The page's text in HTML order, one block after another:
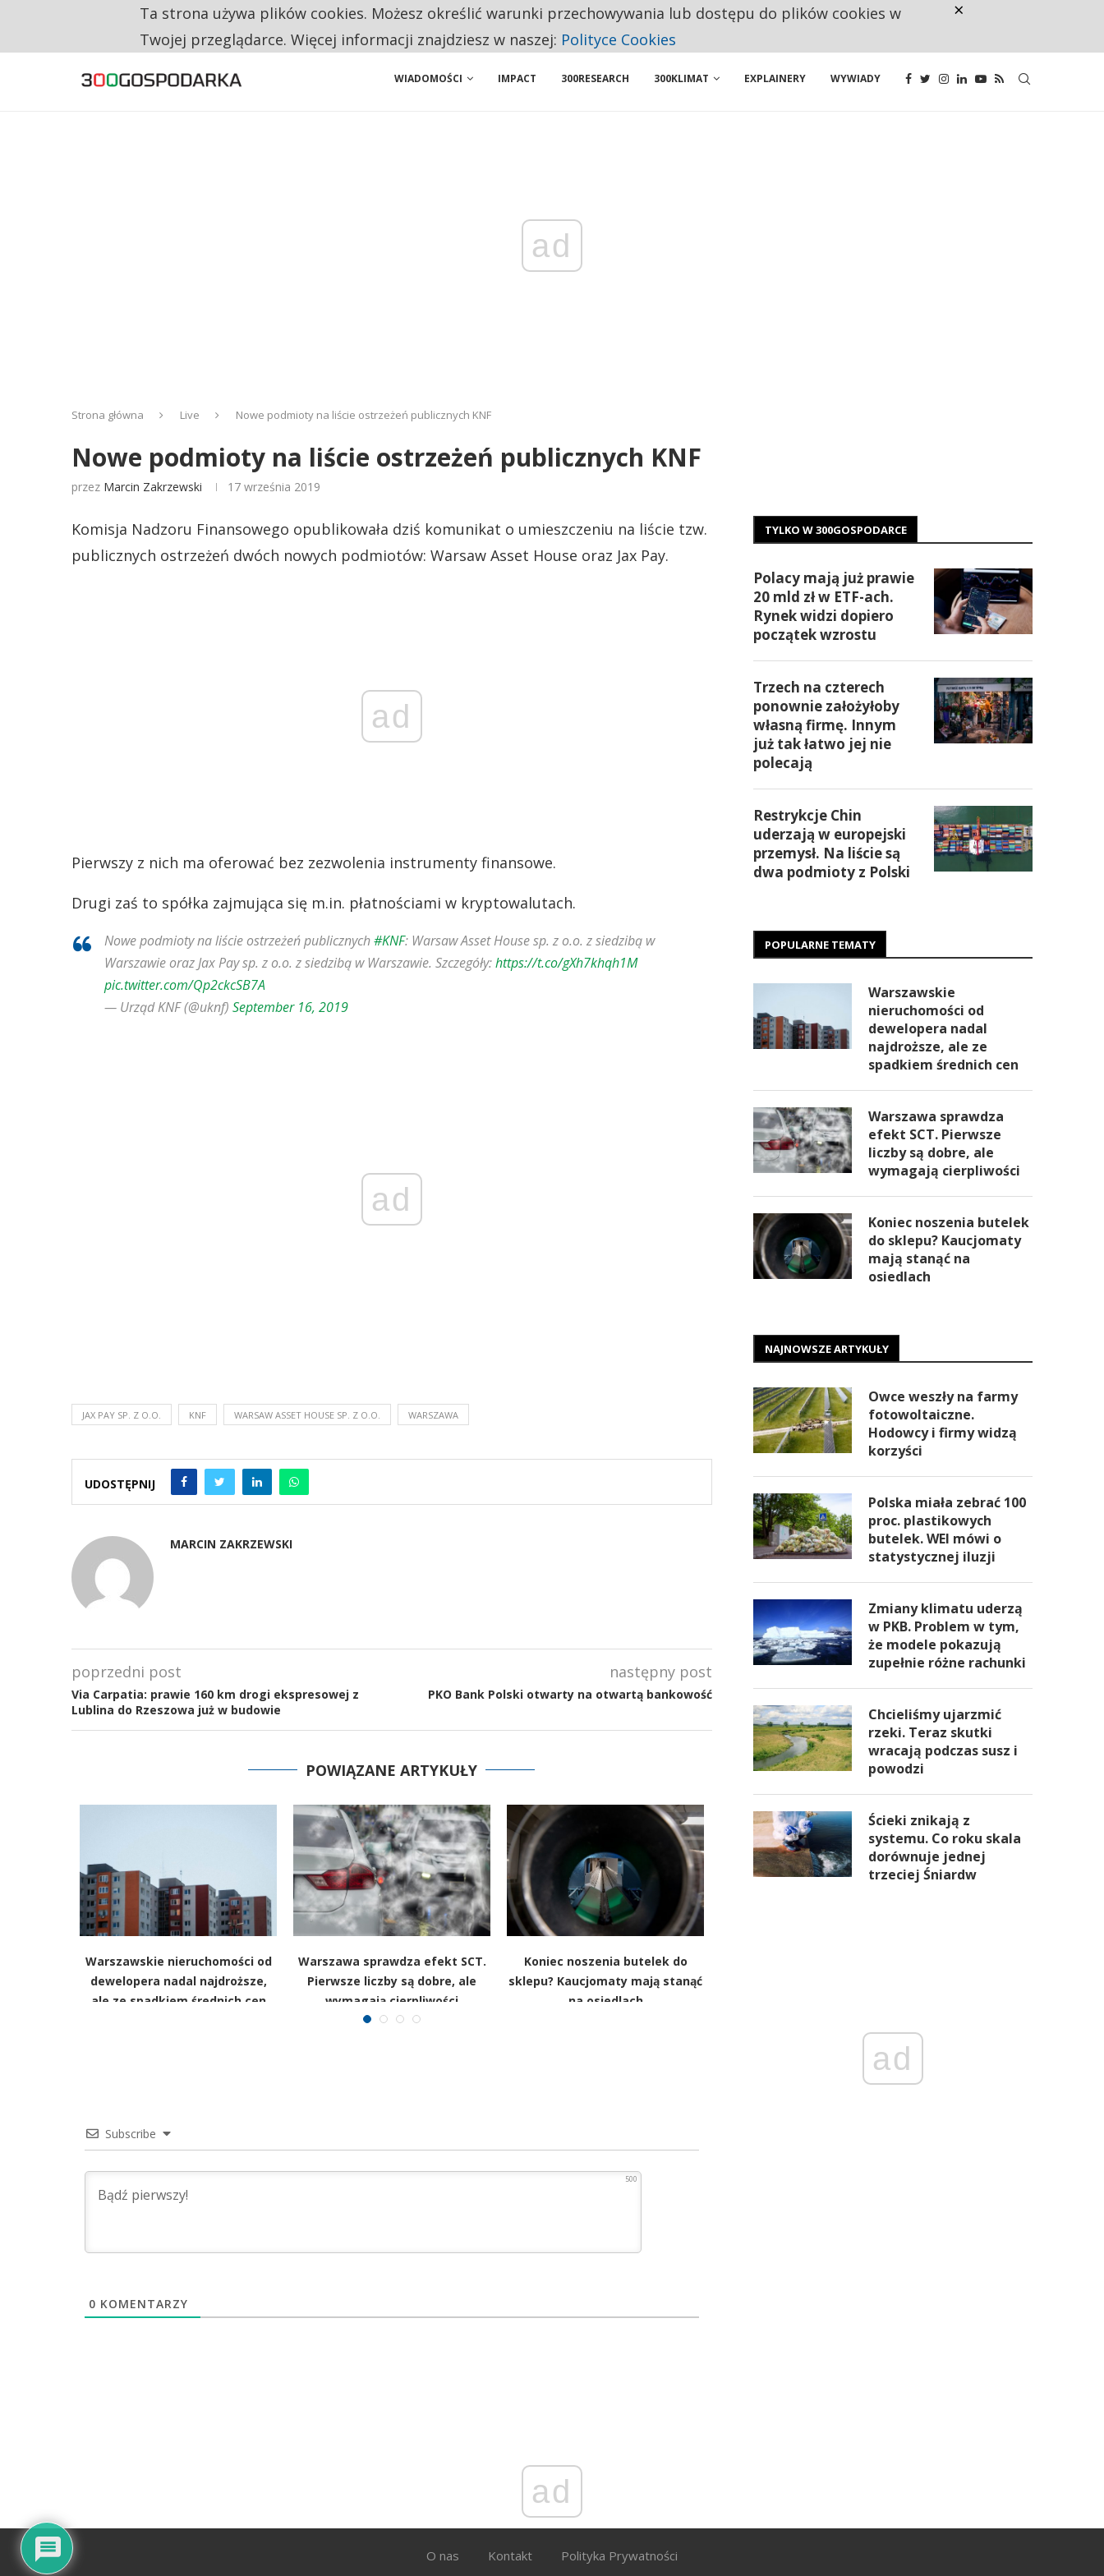
RESTRYKCJE CHIN UDERZAJĄ W EUROPEJSKI PRZEMYSŁ. NA LIŚCIE SĄ DWA PODMIOTY Z POLSKI
WIADOMOŚCI IMPACT 300RESEARCH 300KLIMAT EXPLAINERY WYWIADY
ad
Strona główna Live Nowe podmioty na liście ostrzeżeń publicznych KNF
Nowe podmioty na liście ostrzeżeń publicznych KNF
przez Marcin Zakrzewski 17 września 2019
Komisja Nadzoru Finansowego opublikowała dziś komunikat o umieszczeniu na liście tzw.
publicznych ostrzeżeń dwóch nowych podmiotów: Warsaw Asset House oraz Jax Pay.
ad
Pierwszy z nich ma oferować bez zezwolenia instrumenty finansowe.
Drugi zaś to spółka zajmująca się m.in. płatnościami w kryptowalutach.
Nowe podmioty na liście ostrzeżeń publicznych#KNF: Warsaw Asset House sp. z o.o. z siedzibą w
Warszawie oraz Jax Pay sp. z o.o. z siedzibą w Warszawie. Szczegóły:https://t.co/gXh7khqh1M
pic.twitter.com/Qp2ckcSB7A
— Urząd KNF (@uknf) September 16, 2019
ad
JAX PAY SP. Z O.O. KNF WARSAW ASSET HOUSE SP. Z O.O. WARSZAWA
UDOSTĘPNIJ
MARCIN ZAKRZEWSKI
poprzedni post
Via Carpatia: prawie 160 km drogi ekspresowej z
Lublina do Rzeszowa już w budowie
następny post
PKO Bank Polski otwarty na otwartą bankowość
POWIĄZANE ARTYKUŁY
Warszawskie nieruchomości od
dewelopera nadal najdroższe,
ale ze spadkiem średnich cen
Warszawa sprawdza efekt SCT.
Pierwsze liczby są dobre, ale
wymagają cierpliwości
Koniec noszenia butelek do
sklepu? Kaucjomaty mają stanąć
na osiedlach
Subscribe
500
0 KOMENTARZY
TYLKO W 300GOSPODARCE
Polacy mają już prawie
20 mld zł w ETF-ach.
Rynek widzi dopiero
początek wzrostu
Trzech na czterech
ponownie założyłoby
własną firmę. Innym
już tak łatwo jej nie
polecają
Restrykcje Chin
uderzają w europejski
przemysł. Na liście są
dwa podmioty z Polski
POPULARNE TEMATY
Warszawskie
nieruchomości od
dewelopera nadal
najdroższe, ale ze
spadkiem średnich cen
Warszawa sprawdza
efekt SCT. Pierwsze
liczby są dobre, ale
wymagają cierpliwości
Koniec noszenia butelek
do sklepu? Kaucjomaty
mają stanąć na
osiedlach
NAJNOWSZE ARTYKUŁY
Owce weszły na farmy
fotowoltaiczne.
Hodowcy i firmy widzą
korzyści
Polska miała zebrać 100
proc. plastikowych
butelek. WEI mówi o
statystycznej iluzji
Zmiany klimatu uderzą
w PKB. Problem w tym,
że modele pokazują
zupełnie różne rachunki
Chcieliśmy ujarzmić
rzeki. Teraz skutki
wracają podczas susz i
powodzi
Ścieki znikają z
systemu. Co roku skala
dorównuje jednej
trzeciej Śniardw
ad
ad
O nas Kontakt Polityka Prywatności
Ta strona używa plików cookies. Możesz określić warunki przechowywania lub dostępu do plików cookies w
Twojej przeglądarce. Więcej informacji znajdziesz w naszej: Polityce Cookies
×